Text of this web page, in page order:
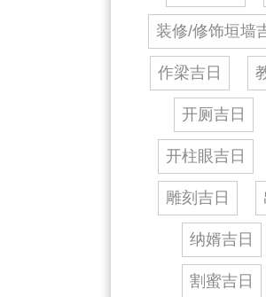
装修/修饰垣墙
作梁吉日
开厕吉日
开柱眼吉日
雕刻吉日
纳婿吉日
割蜜吉日